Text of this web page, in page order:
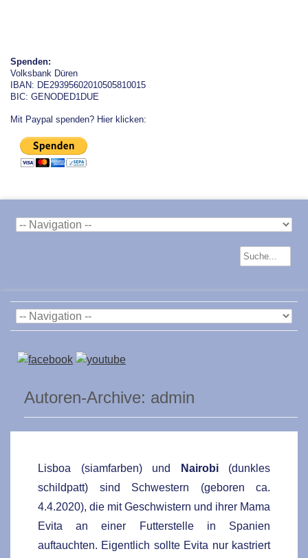
Spenden:
Volksbank Düren
IBAN: DE29395602010505810015
BIC: GENODED1DUE
Mit Paypal spenden? Hier klicken:
Autoren-Archive: admin
Lisboa (siamfarben) und Nairobi(dunkles
schildpatt) sind Schwestern (geboren ca.
4.4.2020), die mit Geschwistern und ihrer Mama
Evita an einer Futterstelle in Spanien
auftauchten. Eigentlich sollte Evita nur kastriert